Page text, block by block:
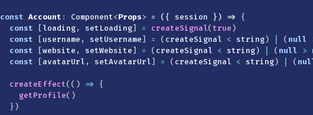
const Account : Component<Props> = ({ session }) => {
const
[loading, setLoading] = createSignal(true)
const
[username , setUsername] = ( createSignal < string) ( null
const
[website , setWebsite] = ( createSignal < string) ( null >
const
[avatarUrl , setAvatarUrl] = ( createSignal < string) (
createEffect( ( ) =>
{
getProfile( )
})